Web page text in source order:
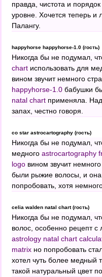
правда, чистота и
уровне. Хочется теперь и
Палангу.
happyhorse happyhorse-1.0 (гость)
Никогда бы не подумал,
chart использовать для
вином звучит немного
happyhorse-1.0 бабушки
natal chart применяла.
запах, честно говоря.
co star astrocartography (гость)
Никогда бы не подумал,
медного astrocartography
logo вином звучит
были рыжие волосы, и она
попробовать, хотя
celia walden natal chart (гость)
Никогда бы не подумал,
волос, особенно рецепт с
astrology natal chart
matrix но попробовать
хотел чуть более медный
такой натуральный цвет